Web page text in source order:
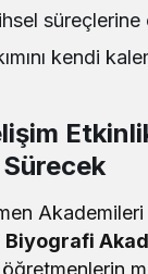
süreçlerine
kendi
Biyografi
öğretmenlerin